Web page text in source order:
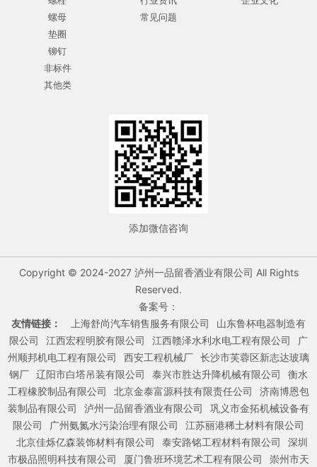
螺母
垫圈
铆钉
非标件
其他类
常见问题
添加微信咨询
Copyright © 2024-2027 泸州一品留香酒业有限公司 All Rights
Reserved.
备案号：
友情链接：
上海舒尚汽车销售服务有限公司
山东鲁杯电器制造有
限公司
江西宏程明胶有限公司 江西赣泽水利水电工程有限公司
广
州顺邦机电工程有限公司
西安工程机械厂 长沙市芙蓉区新志达玻璃
钢厂 辽阳市白塔吊装有限公司 泰兴市胜达升降机械有限公司
衡水
工程橡胶制品有限公司
北京金泰富源科技有限责任公司
济南博恩包
装制品有限公司
泸州一品留香酒业有限公司
巩义市金拓机械设备有
限公司
广州氨氮水污染治理有限公司
江苏丽港稀土材料有限公司
北京佳烁亿森装饰材料有限公司
泰安路铭工程材料有限公司
深圳
市极品照明科技有限公司
厦门鲁班环境艺术工程有限公司 崇州市天